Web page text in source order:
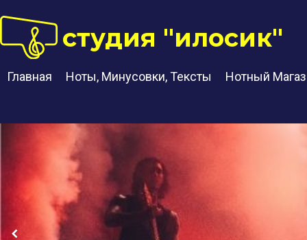
Главная Ноты, Минусовки, Тексты Нотный
студия "илосик"